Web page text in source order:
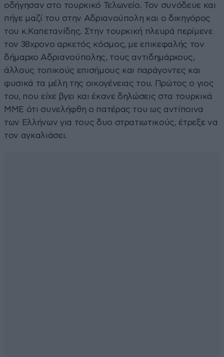
οδήγησαν στο τουρκικό Τελωνείο. Τον συνόδευε και
πήγε μαζί του στην Αδριανούπολη και ο δικηγόρος
του κ.Καπετανίδης. Στην τουρκική πλευρά περίμενε
τον 38χρονο αρκετός κόσμος, με επικεφαλής τον
δήμαρχο Αδριανούπολης, τους αντιδημάρχους,
άλλους τοπικούς επισήμους και παράγοντες και
φυσικά τα μέλη της οικογένειας του. Πρώτος ο γιος
του, που είχε βγει και έκανε δηλώσεις στα τουρκικά
ΜΜΕ ότι συνελήφθη ο πατέρας του ως αντίποινα
των Ελλήνων για τους δυο στρατιωτικούς, έτρεξε να
τον αγκαλιάσει.